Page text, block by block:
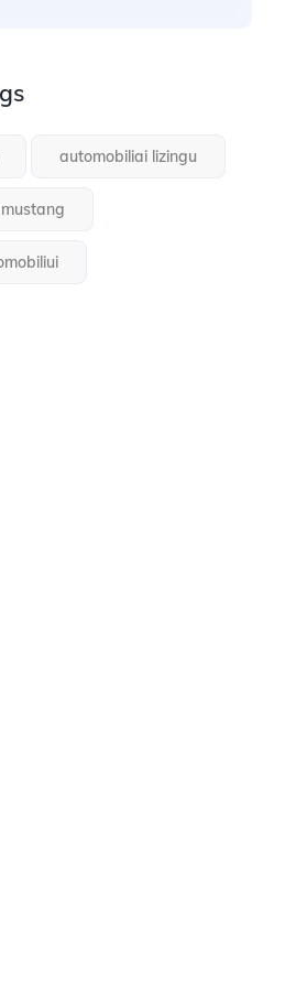
automobiliai lizingu
mustang